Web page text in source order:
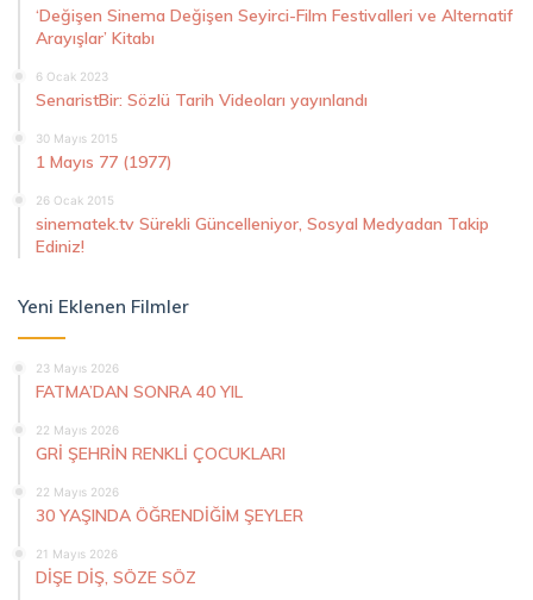
‘Değişen Sinema Değişen Seyirci-Film Festivalleri ve Alternatif
Arayışlar’ Kitabı
6 Ocak 2023
SenaristBir: Sözlü Tarih Videoları yayınlandı
30 Mayıs 2015
1 Mayıs 77 (1977)
26 Ocak 2015
sinematek.tv Sürekli Güncelleniyor, Sosyal Medyadan Takip
Ediniz!
Yeni Eklenen Filmler
23 Mayıs 2026
FATMA’DAN SONRA 40 YIL
22 Mayıs 2026
GRİ ŞEHRİN RENKLİ ÇOCUKLARI
22 Mayıs 2026
30 YAŞINDA ÖĞRENDİĞİM ŞEYLER
21 Mayıs 2026
DİŞE DİŞ, SÖZE SÖZ